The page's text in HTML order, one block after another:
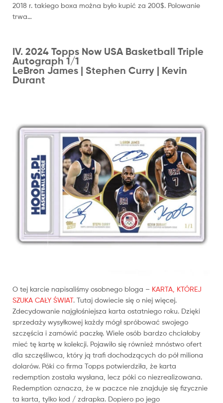
2018 r. takiego boxa można było kupić za 200$. Polowanie
trwa…
IV. 2024 Topps Now USA Basketball Triple
Autograph 1/1
LeBron James | Stephen Curry | Kevin
Durant
O tej karcie napisaliśmy osobnego bloga – KARTA, KTÓREJ
SZUKA CAŁY ŚWIAT. Tutaj dowiecie się o niej więcej.
Zdecydowanie najgłośniejsza karta ostatniego roku. Dzięki
sprzedaży wysyłkowej każdy mógł spróbować swojego
szczęścia i zamówić paczkę. Wiele osób bardzo chciałoby
mieć tę kartę w kolekcji. Pojawiło się również mnóstwo ofert
dla szczęśliwca, który ją trafi dochodzących do pół miliona
dolarów. Póki co firma Topps potwierdziła, że karta
redemption została wysłana, lecz póki co niezrealizowana.
Redemption oznacza, że w paczce nie znajduje się fizycznie
ta karta, tylko kod / zdrapka. Dopiero po jego